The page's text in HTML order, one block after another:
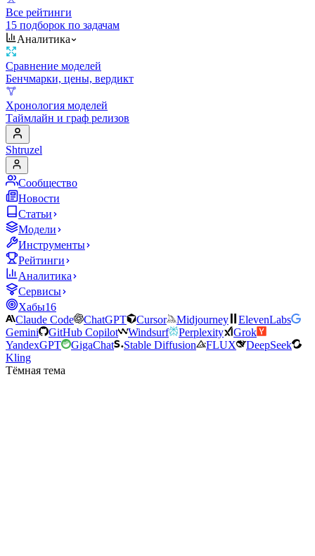
Все рейтинги
15 подборок по задачам
Аналитика
Сравнение моделей
Бенчмарки, цены, вердикт
Хронология моделей
Таймлайн и граф релизов
Shtruzel
Сообщество
Новости
Статьи
Модели
Инструменты
Рейтинги
Аналитика
Сервисы
Хабы16
Claude Code
ChatGPT Cursor Midjourney
ElevenLabs
Gemini
GitHub Copilot Windsurf Perplexity
Grok
YandexGPT
GigaChat Stable Diffusion FLUX
DeepSeek
Kling
Тёмная тема